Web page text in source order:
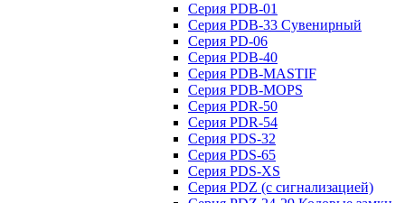
Серия PDB-01
Серия PDB-33 Сувенирный
Серия PD-06
Серия PDB-40
Серия PDB-MASTIF
Серия PDB-MOPS
Серия PDR-50
Серия PDR-54
Серия PDS-32
Серия PDS-65
Серия PDS-XS
Серия PDZ (с сигнализацией)